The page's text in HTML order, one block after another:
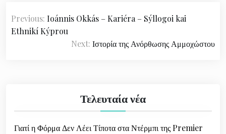
P
o
Previous: Ioánnis Okkás – Kariéra – Sýllogoi kai
Ethnikí Kýprou
Next: Ιστορία της Ανόρθωσης Αμμοχώστου
Τελευταία νέα
Γιατί η Φόρμα Δεν Λέει Τίποτα στα Ντέρμπι της Premier